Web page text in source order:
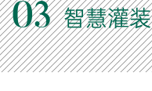
03 智慧灌装